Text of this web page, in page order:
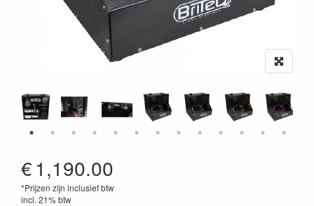
€1,190.00
*Prijzen zijn inclusief btw
incl. 21% btw